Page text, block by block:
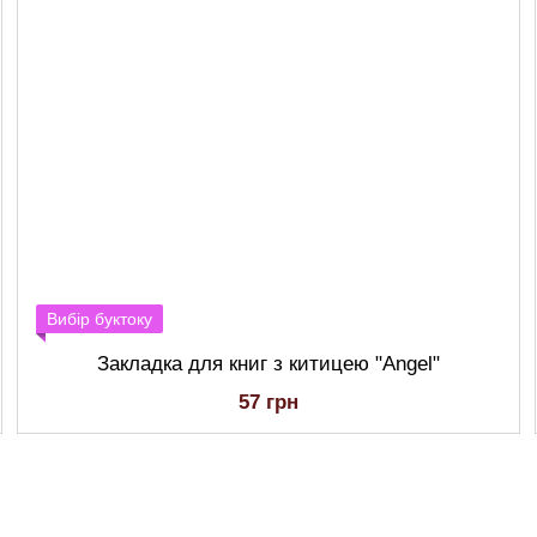
Вибір буктоку
Закладка для книг з китицею "Angel"
57 грн